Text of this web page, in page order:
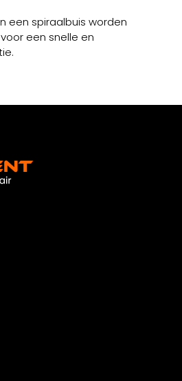
een spiraalbuis worden
een snelle en